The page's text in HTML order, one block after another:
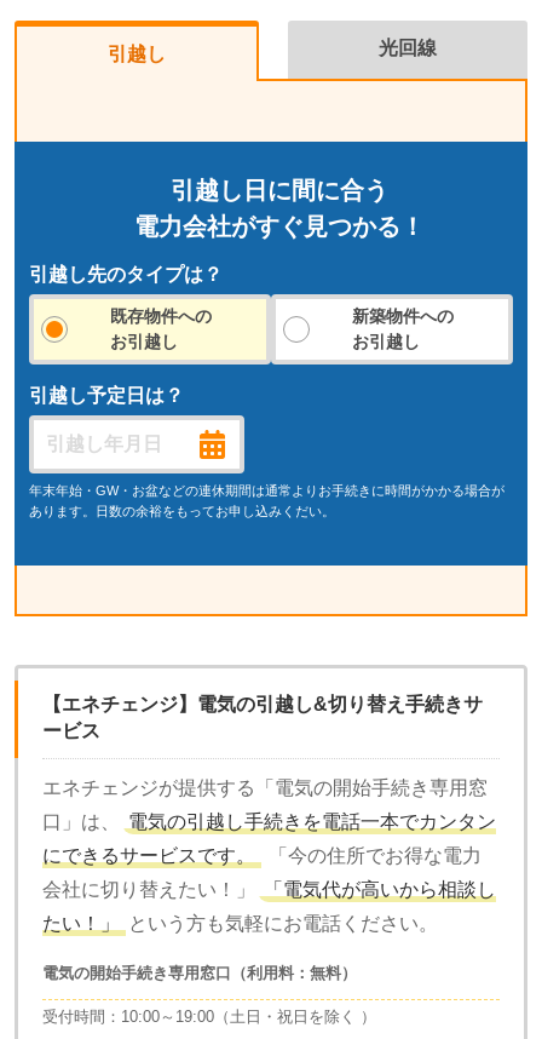
引越し
引越し日に間に合う
電力会社がすぐ見つかる！
引越し先のタイプは？
既存物件への
お引越し
新築物件への
お引越し
引越し予定日は？
年末年始・GW・お盆などの連休期間は通常よりお手続きに時間がかかる場合が
あります。日数の余裕をもってお申し込みくだい。
光回線
【エネチェンジ】電気の引越し&切り替え手続きサ
ービス
エネチェンジが提供する「電気の開始手続き専用窓
口」は、
電気の引越し手続きを電話一本でカンタン
にできるサービスです。
「今の住所でお得な電力
会社に切り替えたい！」
「電気代が高いから相談し
たい！」
という方も気軽にお電話ください。
電気の開始手続き専用窓口（利用料：無料）
受付時間：10:00～19:00（土日・祝日を除く ）